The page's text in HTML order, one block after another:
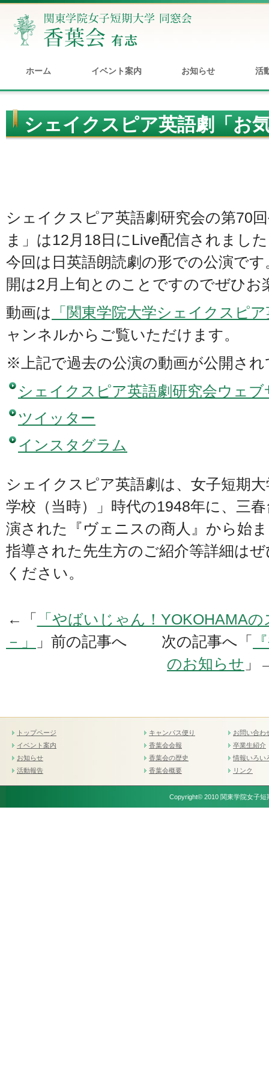
ホーム イベント案内 お知らせ 活
シェイクスピア英語劇「お
シェイクスピア英語劇研究会の第70
ま」は12月18日にLive配信されまし
今回は日英語朗読劇の形での公演で
開は2月上旬とのことですのでぜひお
動画は
「関東学院大学シェイクスピ
ャンネルからご覧いただけます。
※上記で過去の公演の動画が公開さ
シェイクスピア英語劇研究会ウェブ
ツイッター
インスタグラム
シェイクスピア英語劇は、女子短期
学校（当時）」時代の1948年に、三
演された『ヴェニスの商人』から始
指導された先生方のご紹介等詳細は
ください。
←「
「やばいじゃん！YOKOHAMA
－」
」前の記事へ 次の記事へ「
のお知らせ 」
トップページ
イベント案内
お知らせ
活動報告
キャンパス便り
香葉会会報
香葉会の歴史
香葉会概要
お問い合わ
卒業生紹介
情報いろい
リンク
Copyright© 2010 関東学院女子